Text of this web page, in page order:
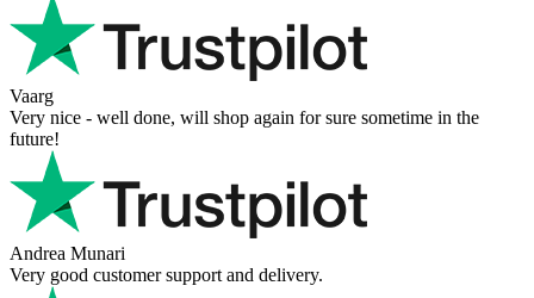
Vaarg
Very nice - well done, will shop again for sure sometime in the
future!
Andrea Munari
Very good customer support and delivery.